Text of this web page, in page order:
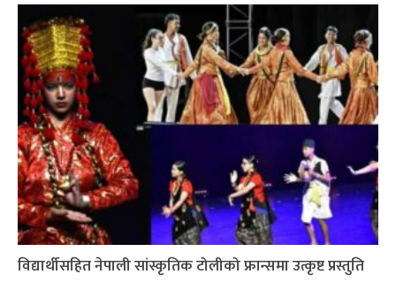
विद्यार्थीसहित नेपाली सांस्कृतिक टोलीको फ्रान्समा उत्कृष्ट प्रस्तुति